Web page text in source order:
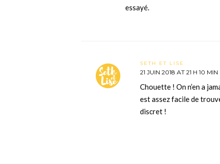
essayé.
SETH ET LISE
21 JUIN 2018 AT 21 H 10 MIN
Chouette ! On n’en a
est assez facile de
discret !